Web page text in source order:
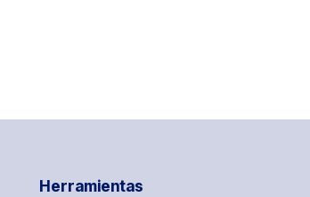
Herramientas